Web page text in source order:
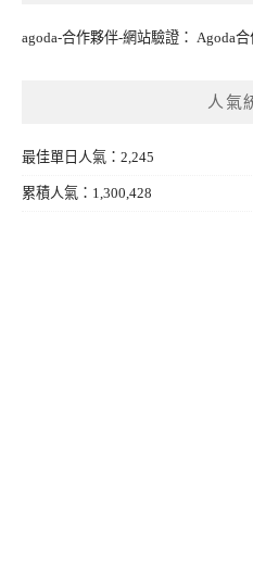
agoda-合作夥伴-網站驗證： Agoda
人氣
最佳單日人氣：2,245
累積人氣：1,300,428